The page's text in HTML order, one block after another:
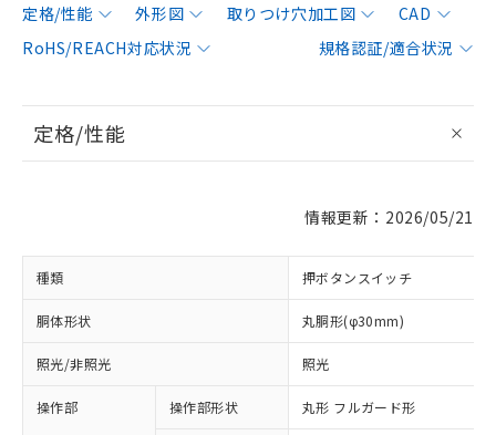
定格/性能 外形図 取りつけ穴加工図
CAD
RoHS/REACH対応状況
規格認証/適合状況
定格/性能
情報更新：2026/05/21
種類 押ボタンスイッチ
胴体形状 丸胴形(φ30mm)
照光/非照光 照光
操作部 操作部形状 丸形 フルガード形